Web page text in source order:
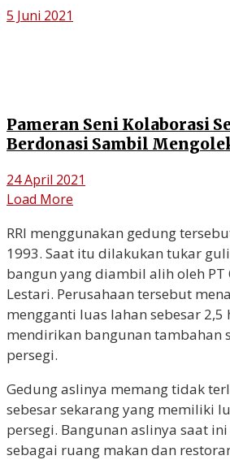
5 Juni 2021
Pameran Seni Kolaborasi
Berdonasi Sambil
24 April 2021
Load More
RRI menggunakan gedung
1993. Saat itu dilakukan tukar
bangun yang diambil alih oleh PT
Lestari. Perusahaan tersebut
mengganti luas lahan sebesar 2,5
mendirikan bangunan tambahan
persegi.
Gedung aslinya memang tidak
sebesar sekarang yang memiliki
persegi. Bangunan aslinya saat
sebagai ruang makan dan